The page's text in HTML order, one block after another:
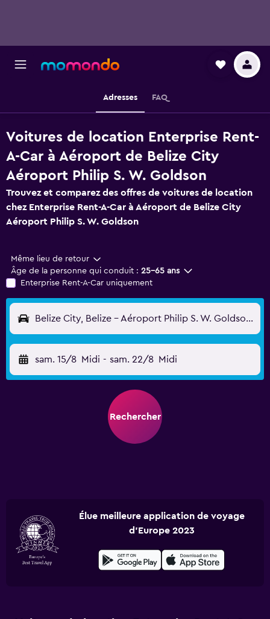
Adresses FAQ
Voitures de location Enterprise Rent-
A-Car à Aéroport de Belize City
Aéroport Philip S. W. Goldson
Trouvez et comparez des offres de voitures de location
chez Enterprise Rent-A-Car à Aéroport de Belize City
Aéroport Philip S. W. Goldson
Même lieu de retour
Âge de la personne qui conduit : 25-65 ans
Enterprise Rent-A-Car uniquement
Belize City, Belize - Aéroport Philip S. W. Goldson (BZE)
sam. 15/8 Midi - sam. 22/8 Midi
Rechercher
Élue meilleure application de voyage
d'Europe 2023